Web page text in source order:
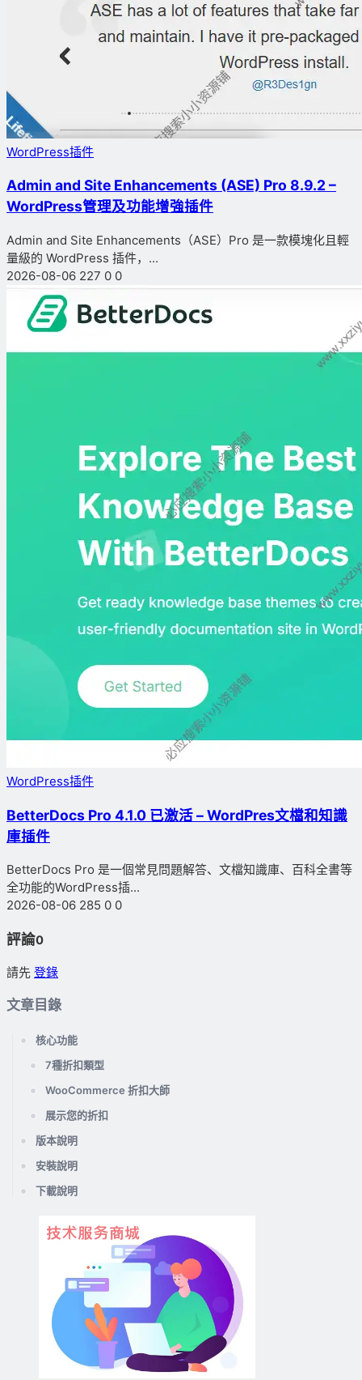
WordPress插件
Admin and Site Enhancements (ASE) Pro 8.9.2 –
WordPress管理及功能增強插件
Admin and Site Enhancements（ASE）Pro 是一款模塊化且輕
量級的 WordPress 插件，...
2026-08-06 227 0 0
WordPress插件
BetterDocs Pro 4.1.0 已激活 – WordPres文檔和知識
庫插件
BetterDocs Pro 是一個常見問題解答、文檔知識庫、百科全書等
全功能的WordPress插...
2026-08-06 285 0 0
評論0
請先 登錄
文章目錄
核心功能
7種折扣類型
WooCommerce 折扣大師
展示您的折扣
版本說明
安裝說明
下載說明